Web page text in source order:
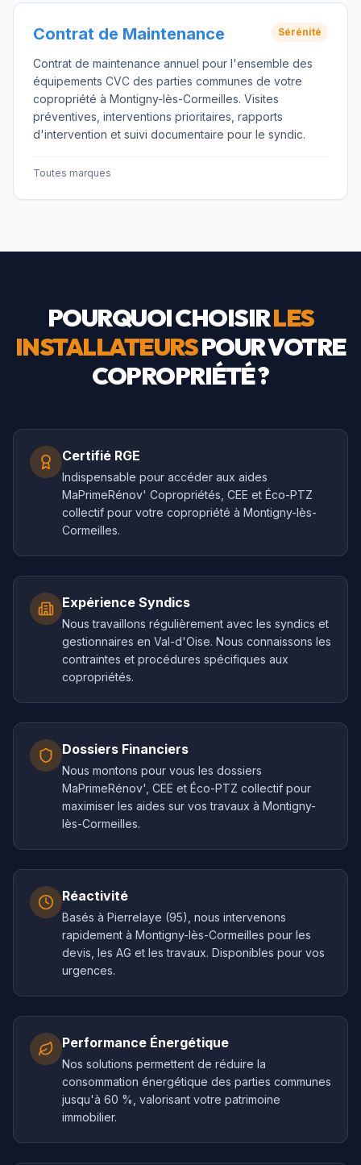
Contrat de Maintenance Sérénité
Contrat de maintenance annuel pour l'ensemble des
équipements CVC des parties communes de votre
copropriété à Montigny-lès-Cormeilles. Visites
préventives, interventions prioritaires, rapports
d'intervention et suivi documentaire pour le syndic.
Toutes marques
POURQUOI CHOISIRLES
INSTALLATEURSPOUR VOTRE
COPROPRIÉTÉ ?
Certifié RGE
Indispensable pour accéder aux aides
MaPrimeRénov' Copropriétés, CEE et Éco-PTZ
collectif pour votre copropriété à Montigny-lès-
Cormeilles.
Expérience Syndics
Nous travaillons régulièrement avec les syndics et
gestionnaires en Val-d'Oise. Nous connaissons les
contraintes et procédures spécifiques aux
copropriétés.
Dossiers Financiers
Nous montons pour vous les dossiers
MaPrimeRénov', CEE et Éco-PTZ collectif pour
maximiser les aides sur vos travaux à Montigny-
lès-Cormeilles.
Réactivité
Basés à Pierrelaye (95), nous intervenons
rapidement à Montigny-lès-Cormeilles pour les
devis, les AG et les travaux. Disponibles pour vos
urgences.
Performance Énergétique
Nos solutions permettent de réduire la
consommation énergétique des parties communes
jusqu'à 60 %, valorisant votre patrimoine
immobilier.